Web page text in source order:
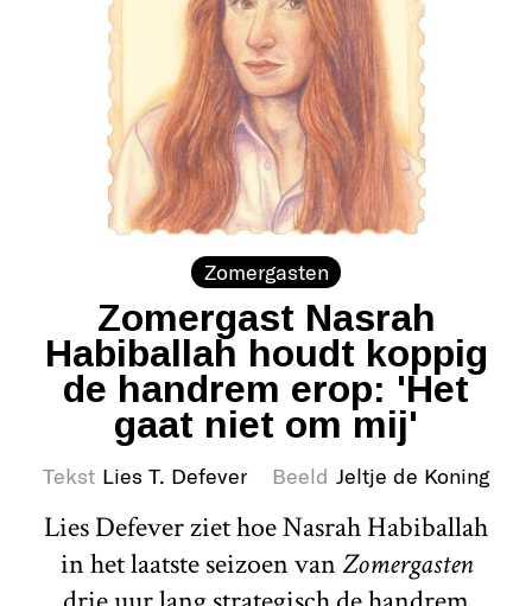
Zomergasten
Zomergast Nasrah
Habiballah houdt koppig
de handrem erop: 'Het
gaat niet om mij'
Tekst Lies T. Defever Beeld Jeltje de Koning
Lies Defever ziet hoe Nasrah Habiballah
in het laatste seizoen vanZomergasten